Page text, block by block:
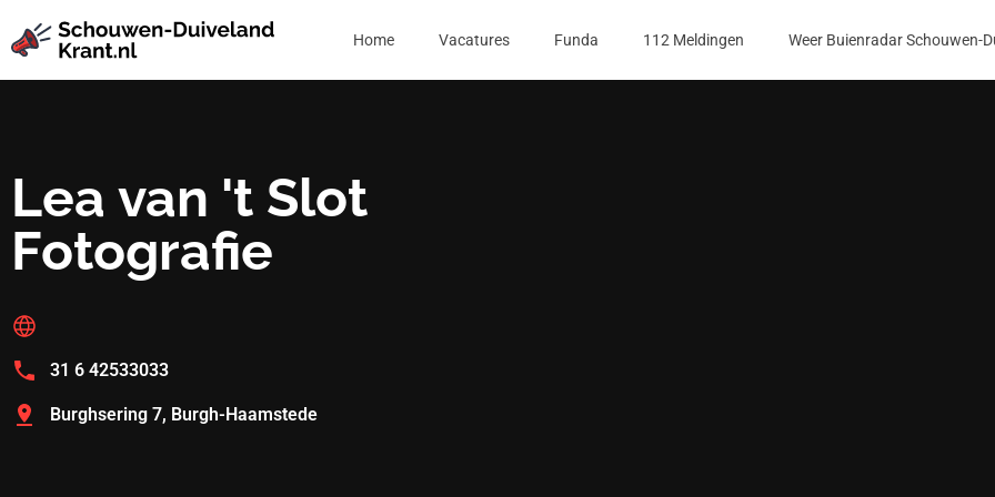
Home Vacatures Funda 112 Meldingen Weer Buienradar Schouwen-
Lea van 't Slot
Fotografie
31 6 42533033
Burghsering 7, Burgh-Haamstede